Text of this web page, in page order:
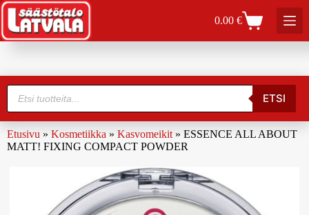
0.00€
ETSI
Etusivu » Kosmetiikka » Kasvomeikit » ESSENCE ALL ABOUT
MATT! FIXING COMPACT POWDER